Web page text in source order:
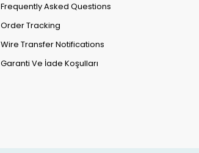
Frequently Asked Questions
Order Tracking
Wire Transfer Notifications
Garanti Ve İade Koşulları